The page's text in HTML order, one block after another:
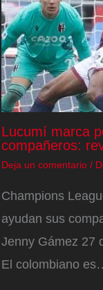
Lucumí marca
compañeros:
Deja un comentario /
Champions
ayudan sus
Jenny Gámez 27
El colombiano